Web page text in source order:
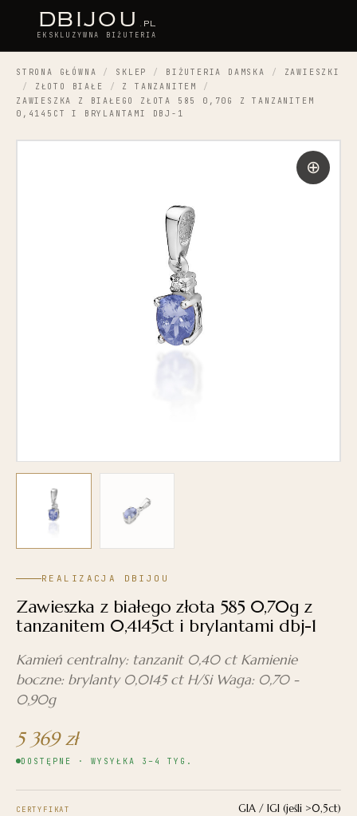
DBIJOU .PL
EKSKLUZYWNA BIŻUTERIA
STRONA GŁÓWNA / SKLEP / BIŻUTERIA DAMSKA /
ZAWIESZKI
/
ZŁOTO BIAŁE / Z TANZANITEM
/
ZAWIESZKA Z BIAŁEGO ZŁOTA 585 0,70G Z TANZANITEM
0,4145CT I BRYLANTAMI DBJ-1
REALIZACJA DBIJOU
Zawieszka z białego złota 585 0,70g z
tanzanitem 0,4145ct i brylantami dbj-1
Kamień centralny: tanzanit 0,40 ct Kamienie
boczne: brylanty 0,0145 ct H/Si Waga: 0,70 -
0,90g
5 369 zł
DOSTĘPNE · WYSYŁKA 3–4 TYG.
CERTYFIKAT GIA / IGI (jeśli >0,5ct)